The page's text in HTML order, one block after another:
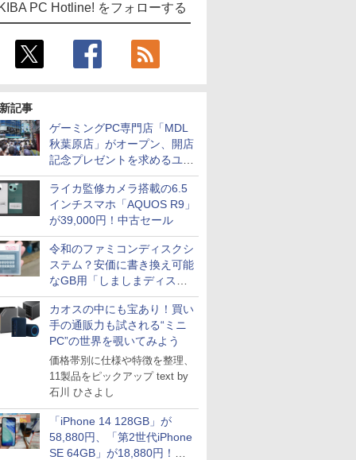
PC Hotline! をフォローする
記事
ゲーミングPC専門店「MDL
秋葉原店」がオープン、開店
記念プレゼントを求めるユー
ザーが押し寄せ長蛇の列に
ライカ監修カメラ搭載の6.5
インチスマホ「AQUOS R9」
が39,000円！中古セール
令和のファミコンディスクシ
ステム？安価に書き換え可能
なGB用「しましまディスク
システム」
カオスの中にも宝あり！買い
手の通販力も試される“ミニ
PC”の世界を覗いてみよう
価格帯別に仕様や特徴を整理、
11製品をピックアップ text by
石川 ひさよし
「iPhone 14 128GB」が
58,880円、「第2世代iPhone
SE 64GB」が18,880円！中